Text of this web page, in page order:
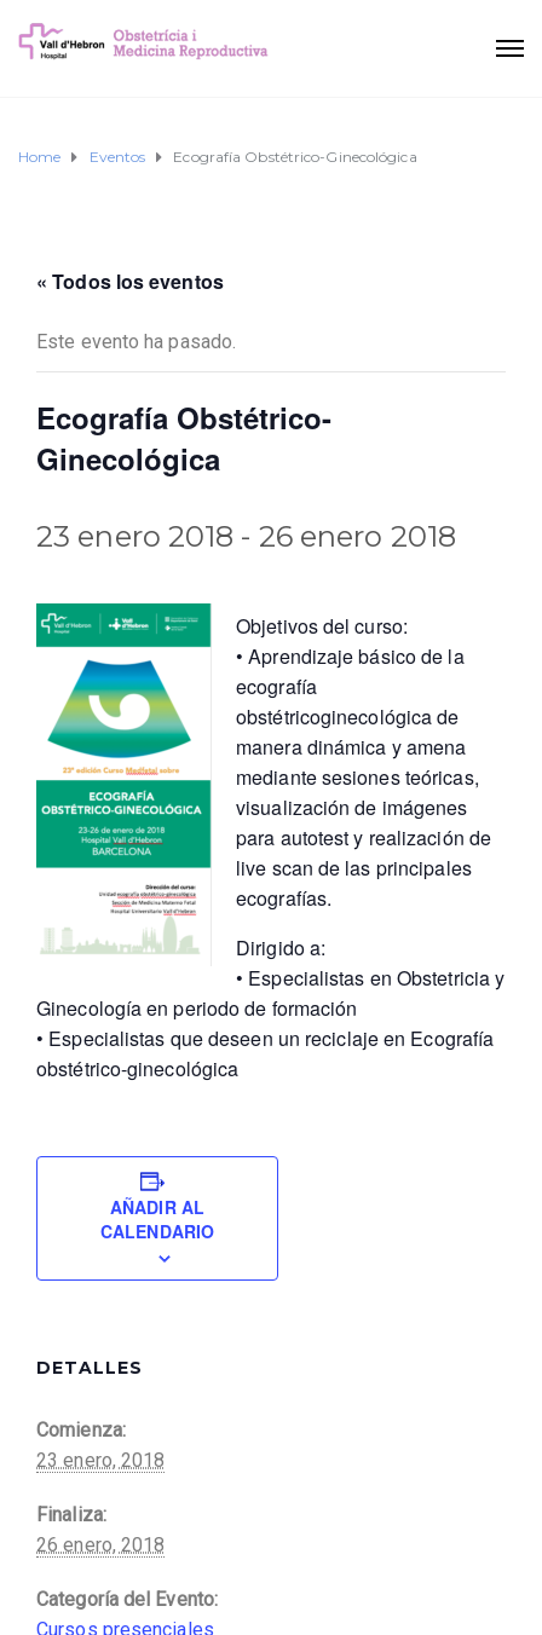
Home Eventos Ecografía Obstétrico-Ginecológica
« Todos los eventos
Este evento ha pasado.
Ecografía Obstétrico-
Ginecológica
23 enero 2018 - 26 enero 2018
Objetivos del curso:
• Aprendizaje básico de la
ecografía
obstétricoginecológica de
manera dinámica y amena
mediante sesiones teóricas,
visualización de imágenes
para autotest y realización de
live scan de las principales
ecografías.
Dirigido a:
• Especialistas en Obstetricia y
Ginecología en periodo de formación
• Especialistas que deseen un reciclaje en Ecografía
obstétrico-ginecológica
AÑADIR AL
CALENDARIO
DETALLES
Comienza:
23 enero, 2018
Finaliza:
26 enero, 2018
Categoría del Evento:
Cursos presenciales